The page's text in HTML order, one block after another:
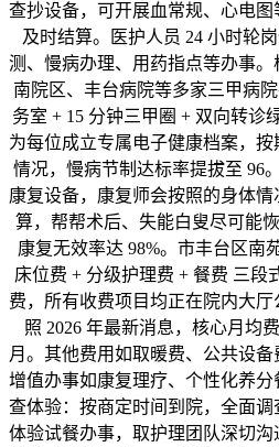
查抄设备，可开展血常规、心电
及时结算。医护人员 24 小时轮
测、慢病办理、用药指点等办事
南院区、丰台病院等多家三甲病
务室 + 15 分钟三甲圈 + 双向转诊
为每位成立专属电子健康档案，
情况，慢病节制达标率提拔至 96
康复设备，康复师会按照的身体
算，帮帮术后、失能白叟尽可能
康复无效率达 98%。市丰台区南
床位费 + 分级护理费 + 餐费 三段
费，所有收费项目均正在院内大
照 2026 年最新消息，核心月均
月。其他费用如取暖费、公共设备
增值办事如康复理疗、个性化养
查体验：按商定时间到院，全面
体验试餐办事，取护理团队深切